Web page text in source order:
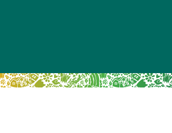
Pilih Produk
Cat Pelapis Anti Bocor